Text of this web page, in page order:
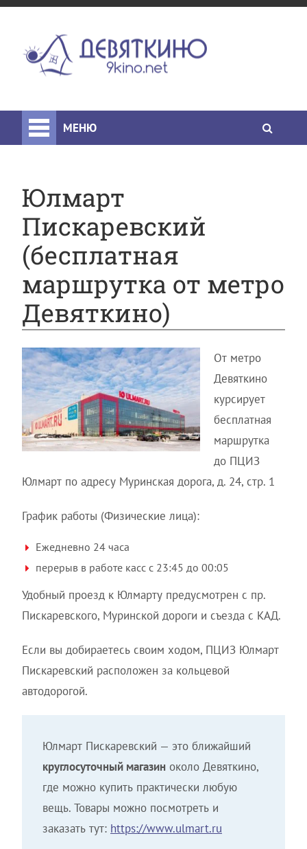
МЕНЮ
Юлмарт
Пискаревский
(бесплатная
маршрутка от метро
Девяткино)
От метро
Девяткино
курсирует
бесплатная
маршрутка
до ПЦИЗ
Юлмарт по адресу Муринская дорога, д. 24, стр. 1
График работы (Физические лица):
Ежедневно 24 часа
перерыв в работе касс с 23:45 до 00:05
Удобный проезд к Юлмарту предусмотрен с пр.
Пискаревского, Муринской дороги и съезда с КАД.
Если вы добираетесь своим ходом, ПЦИЗ Юлмарт
Пискаревский расположен за кольцевой
автодорогой.
Юлмарт Пискаревский — это ближайший
круглосуточный магазин около Девяткино,
где можно купить практически любую
вещь. Товары можно посмотреть и
заказать тут: https://www.ulmart.ru